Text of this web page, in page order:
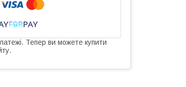
Тепер ви можете купити